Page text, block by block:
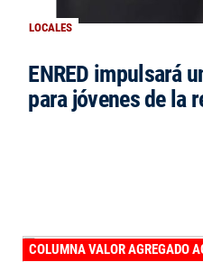
LOCALES
ENRED impulsará
para jóvenes de la
COLUMNA VALOR AGREGADO